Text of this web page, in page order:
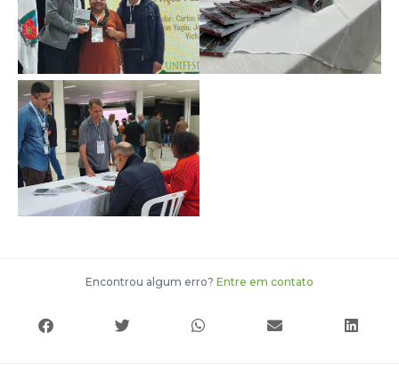
Encontrou algum erro? Entre em contato